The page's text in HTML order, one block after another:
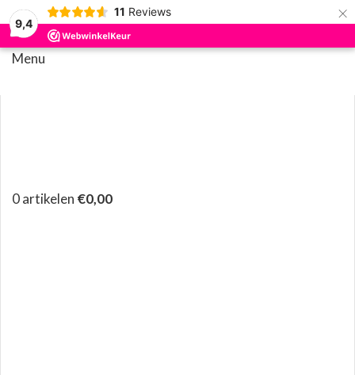
9,4
11 Reviews ×
Menu
0artikelen €0,00